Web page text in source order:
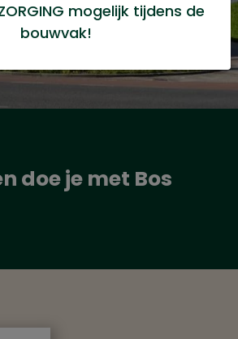
doe je met Bos
mogelijk tijdens de
bouwvak!